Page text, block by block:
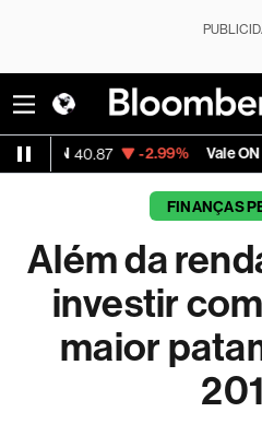
-2.99% Vale ON 74.97 -
FINANÇAS
Além da
investir
maior